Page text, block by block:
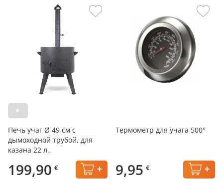
Печь учаг Ø 49 см с
дымоходной трубой, для
казана 22 л.,
199,90 €
Термометр для учага 500°
9,95 €